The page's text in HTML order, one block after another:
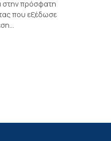
στην πρόσφατη
που εξέδωσε